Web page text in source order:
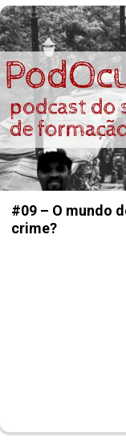
#09 – O mundo
crime?